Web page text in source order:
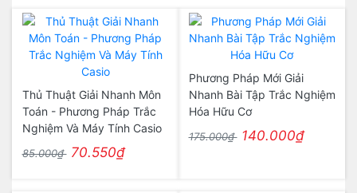
Thủ Thuật Giải Nhanh Môn
Toán - Phương Pháp Trắc
Nghiệm Và Máy Tính Casio
85.000₫ 70.550₫
Phương Pháp Mới Giải
Nhanh Bài Tập Trắc Nghiệm
Hóa Hữu Cơ
175.000₫ 140.000₫